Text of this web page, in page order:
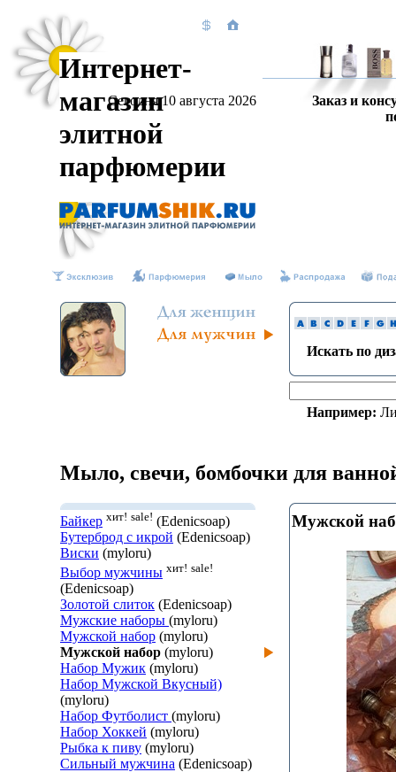
Интернет-
магазин
элитной
парфюмерии
Сегодня 10 августа 2026
Заказ и
Искать по
Например:
Мыло, свечи, бомбочки для
Байкер хит! sale! (Edenicsoap)
Бутерброд с икрой (Edenicsoap)
Виски (myloru)
Выбор мужчины хит! sale!
(Edenicsoap)
Золотой слиток (Edenicsoap)
Мужские наборы (myloru)
Мужской набор (myloru)
Мужской набор (myloru)
Набор Мужик (myloru)
Набор Мужской Вкусный)
(myloru)
Набор Футболист (myloru)
Набор Хоккей (myloru)
Рыбка к пиву (myloru)
Сильный мужчина (Edenicsoap)
Мужской